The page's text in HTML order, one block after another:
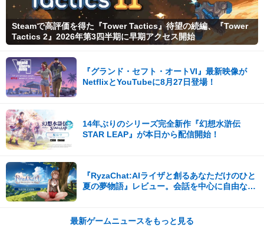
Steamで高評価を得た『Tower Tactics』待望の続編、『Tower
Tactics 2』2026年第3四半期に早期アクセス開始
『グランド・セフト・オートVI』最新映像が
NetflixとYouTubeに8月27日登場！
14年ぶりのシリーズ完全新作『幻想水滸伝
STAR LEAP』が本日から配信開始！
『RyzaChat:AIライザと創るあなただけのひと
夏の夢物語』レビュー。会話を中心に自由な冒
最新ゲームニュースをもっと見る